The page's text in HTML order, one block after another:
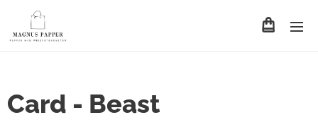
Card - Beast